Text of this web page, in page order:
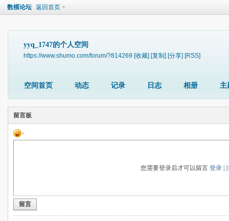
数模论坛 返回首页
yyq_1747的个人空间
https://www.shumo.com/forum/?814269 [收藏] [复制] [分享] [RSS]
空间首页 动态 记录 日志 相册 主
留言板
您需要登录后才可以留言登录 |
留言